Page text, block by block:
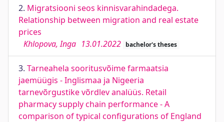
2. Migratsiooni seos kinnisvarahindadega.
Relationship between migration and real estate
prices
Khlopova, Inga 13.01.2022 bachelor's theses
3. Tarneahela sooritusvõime farmaatsia
jaemüügis - Inglismaa ja Nigeeria
tarnevõrgustike võrdlev analüüs. Retail
pharmacy supply chain performance - A
comparison of typical configurations of England